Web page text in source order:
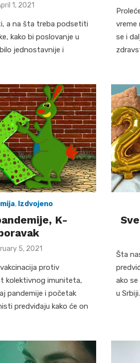
1, 2021
a na šta treba podsetiti
kako bi poslovanje u
jednostavnije i
vreme
se i
, Izdvojeno
K-
5, 2021
protiv
kolektivnog imuniteta,
pandemije i početak
predviđaju kako će on
Šta
ako
u